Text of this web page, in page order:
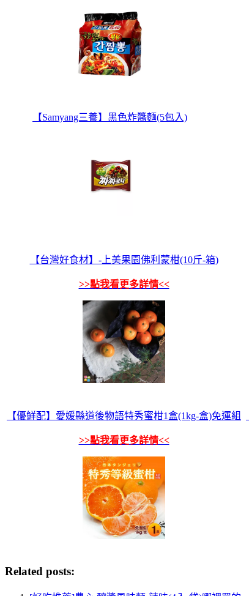
【Samyang三養】黑色炸醬麵(5包入)
【台灣好食材】-上美果園佛利蒙柑(10斤-箱)
>>點我看更多詳情<<
【優鮮配】愛媛縣道後物語特秀蜜柑1盒(1kg-盒)免運組
>>點我看更多詳情<<
Related posts: